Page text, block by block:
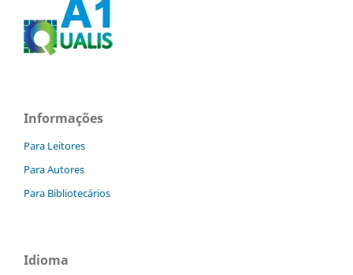
Informações
Para Leitores
Para Autores
Para Bibliotecários
Idioma